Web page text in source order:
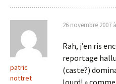
patric
nottret
26 novembre 2007
Rah, j’en ris
reportage
(caste?)
lourd! »